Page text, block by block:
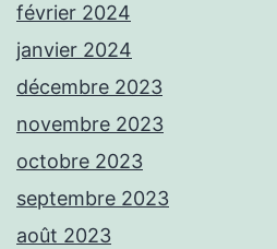
février 2024
janvier 2024
décembre 2023
novembre 2023
octobre 2023
septembre 2023
août 2023